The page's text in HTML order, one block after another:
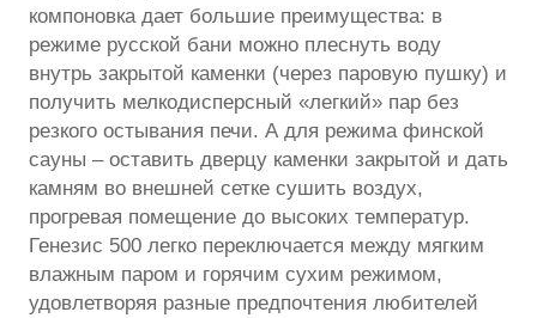
компоновка дает большие преимущества: в
режиме русской бани можно плеснуть воду
внутрь закрытой каменки (через паровую пушку) и
получить мелкодисперсный «легкий» пар без
резкого остывания печи. А для режима финской
сауны – оставить дверцу каменки закрытой и дать
камням во внешней сетке сушить воздух,
прогревая помещение до высоких температур.
Генезис 500 легко переключается между мягким
влажным паром и горячим сухим режимом,
удовлетворяя разные предпочтения любителей